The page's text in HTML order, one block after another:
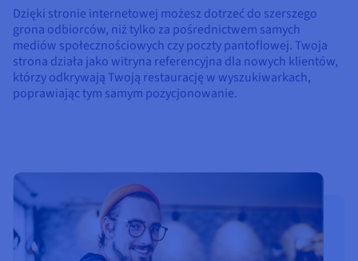
Dzięki stronie internetowej możesz dotrzeć do szerszego
grona odbiorców, niż tylko za pośrednictwem samych
mediów społecznościowych czy poczty pantoflowej. Twoja
strona działa jako witryna referencyjna dla nowych klientów,
którzy odkrywają Twoją restaurację w wyszukiwarkach,
poprawiając tym samym pozycjonowanie.